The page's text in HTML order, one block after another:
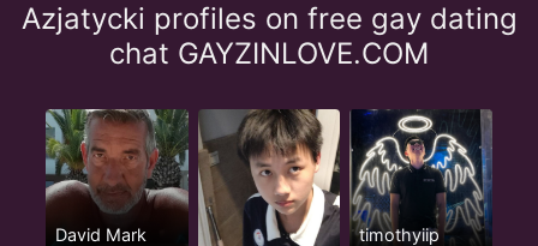
Azjatycki profiles on free gay dating
chat GAYZINLOVE.COM
David Mark timothyiip